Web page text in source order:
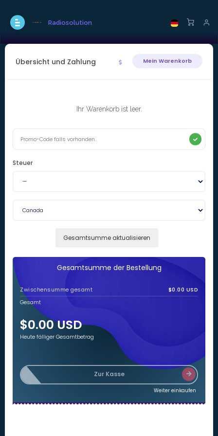
Radiosolution
Übersicht und Zahlung Mein Warenkorb
Ihr Warenkorb ist leer.
Steuer
Gesamtsumme aktualisieren
Gesamtsumme der Bestellung
Zwischensumme gesamt
$0.00 USD
Gesamt
$0.00 USD
Heute fälliger Gesamtbetrag
Zur Kasse
Weiter einkaufen